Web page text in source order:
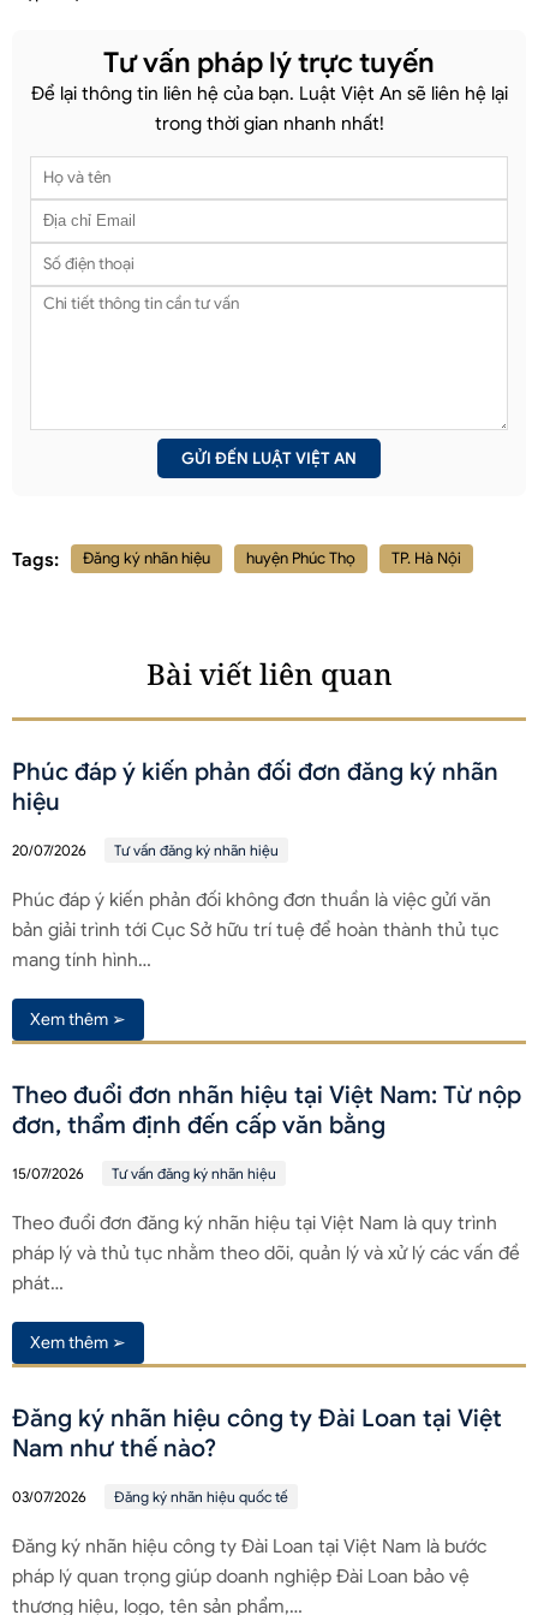
Tư vấn pháp lý trực tuyến
Để lại thông tin liên hệ của bạn. Luật Việt An sẽ liên hệ lại
trong thời gian nhanh nhất!
Tags: Đăng ký nhãn hiệu huyện Phúc Thọ TP. Hà Nội
Bài viết liên quan
Phúc đáp ý kiến phản đối đơn đăng ký nhãn
hiệu
20/07/2026 Tư vấn đăng ký nhãn hiệu
Phúc đáp ý kiến phản đối không đơn thuần là việc gửi văn
bản giải trình tới Cục Sở hữu trí tuệ để hoàn thành thủ tục
mang tính hình…
Xem thêm ➢
Theo đuổi đơn nhãn hiệu tại Việt Nam: Từ nộp
đơn, thẩm định đến cấp văn bằng
15/07/2026 Tư vấn đăng ký nhãn hiệu
Theo đuổi đơn đăng ký nhãn hiệu tại Việt Nam là quy trình
pháp lý và thủ tục nhằm theo dõi, quản lý và xử lý các vấn đề
phát…
Xem thêm ➢
Đăng ký nhãn hiệu công ty Đài Loan tại Việt
Nam như thế nào?
03/07/2026 Đăng ký nhãn hiệu quốc tế
Đăng ký nhãn hiệu công ty Đài Loan tại Việt Nam là bước
pháp lý quan trọng giúp doanh nghiệp Đài Loan bảo vệ
thương hiệu, logo, tên sản phẩm,…